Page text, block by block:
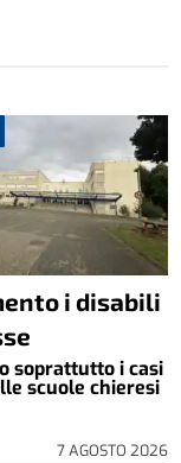
i disabili
soprattutto i casi
scuole chieresi
7 AGOSTO 2026